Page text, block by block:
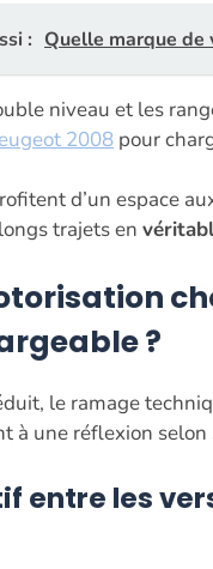
: Quelle marque de
niveau et les
2008 pour
d’un espace
trajets en
?
le ramage
à une réflexion selon
entre les